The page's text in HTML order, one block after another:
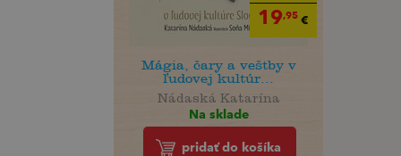
19,95€
Mágia, čary a veštby v
ľudovej kultúr...
Nádaská Katarína
Na sklade
pridať do košíka